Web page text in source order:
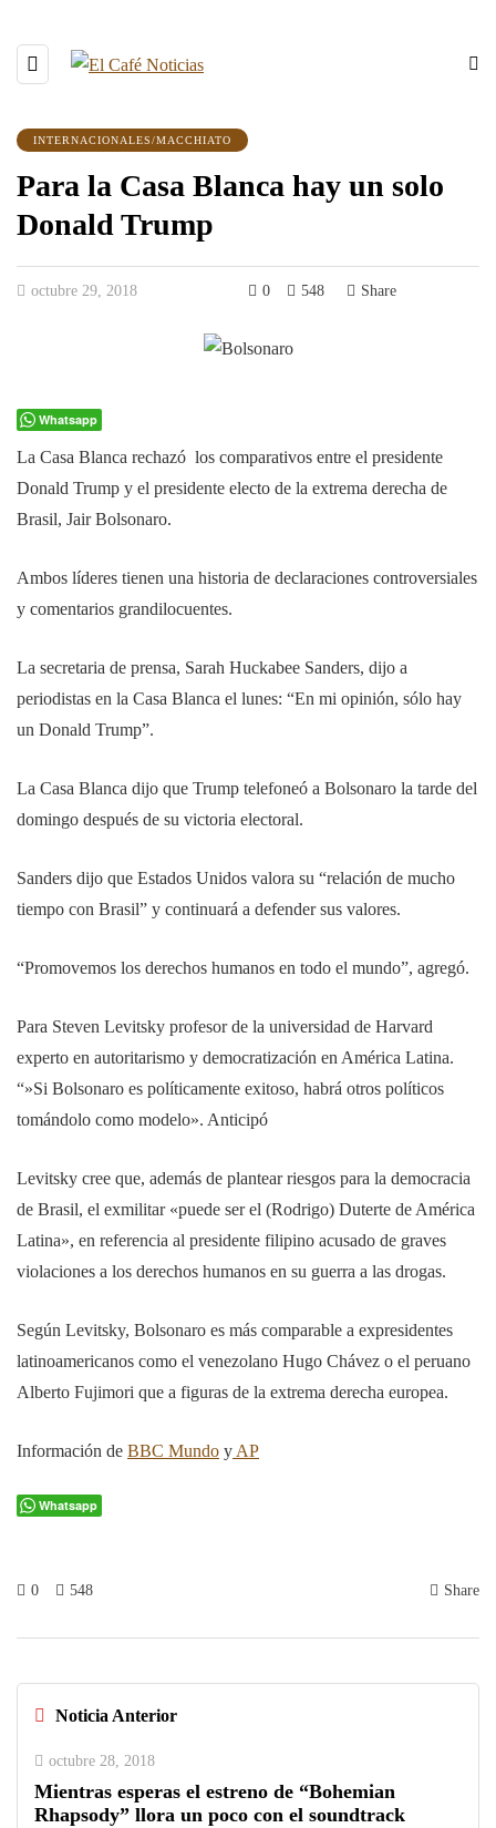
INTERNACIONALES/MACCHIATO
Para la Casa Blanca hay un solo
Donald Trump
octubre 29, 2018 0 548 Share
Whatsapp
La Casa Blanca rechazó los comparativos entre el presidente
Donald Trump y el presidente electo de la extrema derecha de
Brasil, Jair Bolsonaro.
Ambos líderes tienen una historia de declaraciones controversiales
y comentarios grandilocuentes.
La secretaria de prensa, Sarah Huckabee Sanders, dijo a
periodistas en la Casa Blanca el lunes: “En mi opinión, sólo hay
un Donald Trump”.
La Casa Blanca dijo que Trump telefoneó a Bolsonaro la tarde del
domingo después de su victoria electoral.
Sanders dijo que Estados Unidos valora su “relación de mucho
tiempo con Brasil” y continuará a defender sus valores.
“Promovemos los derechos humanos en todo el mundo”, agregó.
Para Steven Levitsky profesor de la universidad de Harvard
experto en autoritarismo y democratización en América Latina.
“»Si Bolsonaro es políticamente exitoso, habrá otros políticos
tomándolo como modelo». Anticipó
Levitsky cree que, además de plantear riesgos para la democracia
de Brasil, el exmilitar «puede ser el (Rodrigo) Duterte de América
Latina», en referencia al presidente filipino acusado de graves
violaciones a los derechos humanos en su guerra a las drogas.
Según Levitsky, Bolsonaro es más comparable a expresidentes
latinoamericanos como el venezolano Hugo Chávez o el peruano
Alberto Fujimori que a figuras de la extrema derecha europea.
Información de BBC Mundo y AP
Whatsapp
0 548 Share
Noticia Anterior
octubre 28, 2018
Mientras esperas el estreno de “Bohemian
Rhapsody” llora un poco con el soundtrack